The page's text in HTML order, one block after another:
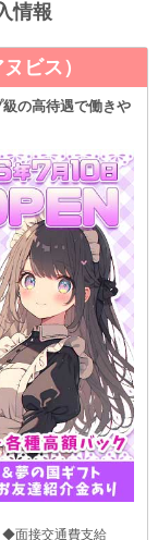
情報
ビス）
の高待遇で働きや
◆面接交通費支給